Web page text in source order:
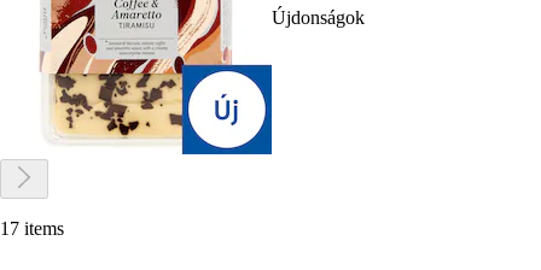
Újdonságok
17 items